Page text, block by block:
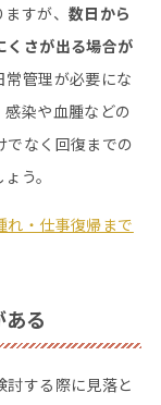
ますが、数日から
くさが出る場合が
管理が必要にな
染や血腫などの
なく回復までの
う。
れ・仕事復帰まで
る
する際に見落と